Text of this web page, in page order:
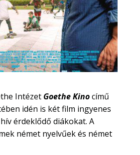
Intézet Goethe Kinocímű
idén is két film ingyenes
érdeklődő diákokat. A
német nyelvűek és német